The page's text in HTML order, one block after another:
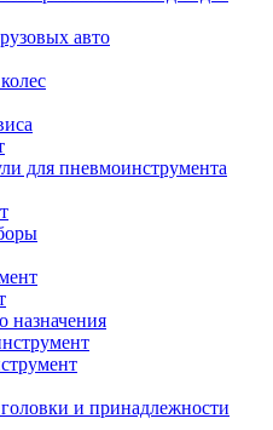
авто
для пневмоинструмента
назначения
и принадлежности